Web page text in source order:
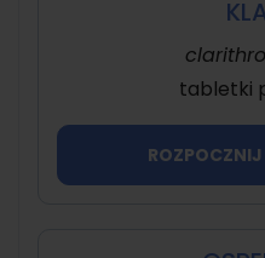
tabletki